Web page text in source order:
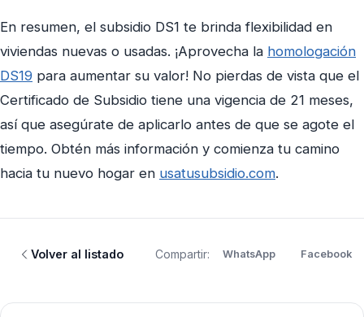
En resumen, el subsidio DS1 te brinda flexibilidad en
viviendas nuevas o usadas. ¡Aprovecha la homologación
DS19 para aumentar su valor! No pierdas de vista que el
Certificado de Subsidio tiene una vigencia de 21 meses,
así que asegúrate de aplicarlo antes de que se agote el
tiempo. Obtén más información y comienza tu camino
hacia tu nuevo hogar en usatusubsidio.com.
Volver al listado Compartir: WhatsApp Facebook